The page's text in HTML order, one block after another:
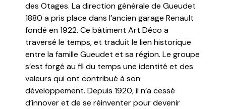
des Otages. La direction générale de Gueudet
1880 a pris place dans l’ancien garage Renault
fondé en 1922. Ce bâtiment Art Déco a
traversé le temps, et traduit le lien historique
entre la famille Gueudet et sa région. Le groupe
s’est forgé au fil du temps une identité et des
valeurs qui ont contribué à son
développement. Depuis 1920, il n’a cessé
d’innover et de se réinventer pour devenir